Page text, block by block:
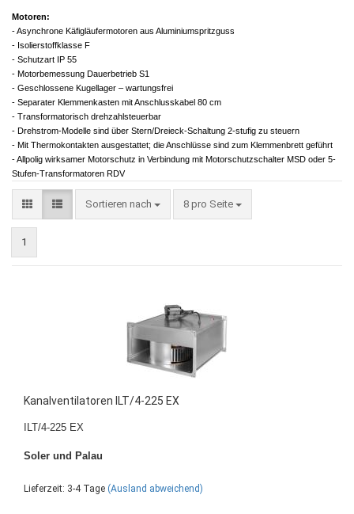
Motoren:
- Asynchrone Käfigläufermotoren aus Aluminiumspritzguss
- Isolierstoffklasse F
- Schutzart IP 55
- Motorbemessung Dauerbetrieb S1
- Geschlossene Kugellager – wartungsfrei
- Separater Klemmenkasten mitAnschlusskabel 80 cm
- Transformatorisch drehzahlsteuerbar
- Drehstrom-Modelle sind über Stern/Dreieck-Schaltung 2-stufig zu steuern
- Mit Thermokontakten ausgestattet; die Anschlüsse sind zum Klemmenbrett geführt
- Allpolig wirksamer Motorschutz in Verbindung mit Motorschutzschalter MSD oder 5-
Stufen-Transformatoren RDV
Sortieren nach 8 pro Seite
1
Kanalventilatoren ILT/4-225 EX
ILT/4-225 EX
Soler und Palau
Lieferzeit: 3-4 Tage (Ausland abweichend)